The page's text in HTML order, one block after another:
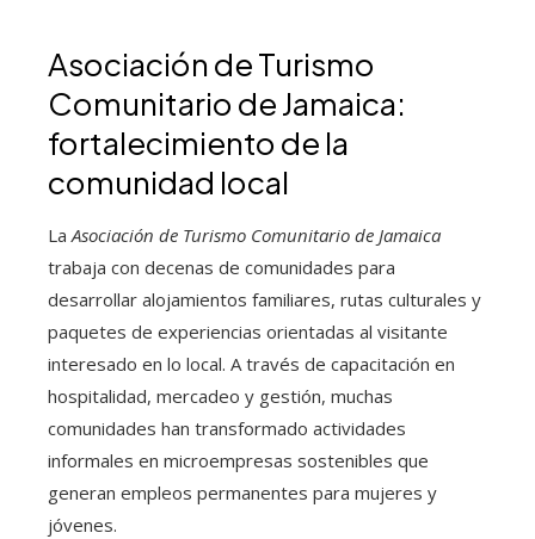
Asociación de Turismo
Comunitario de Jamaica:
fortalecimiento de la
comunidad local
LaAsociación de Turismo Comunitario de Jamaica
trabaja con decenas de comunidades para
desarrollar alojamientos familiares, rutas culturales y
paquetes de experiencias orientadas al visitante
interesado en lo local. A través de capacitación en
hospitalidad, mercadeo y gestión, muchas
comunidades han transformado actividades
informales en microempresas sostenibles que
generan empleos permanentes para mujeres y
jóvenes.